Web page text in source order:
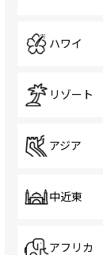
ハワイ
リゾート
アジア
中近東
アフリカ